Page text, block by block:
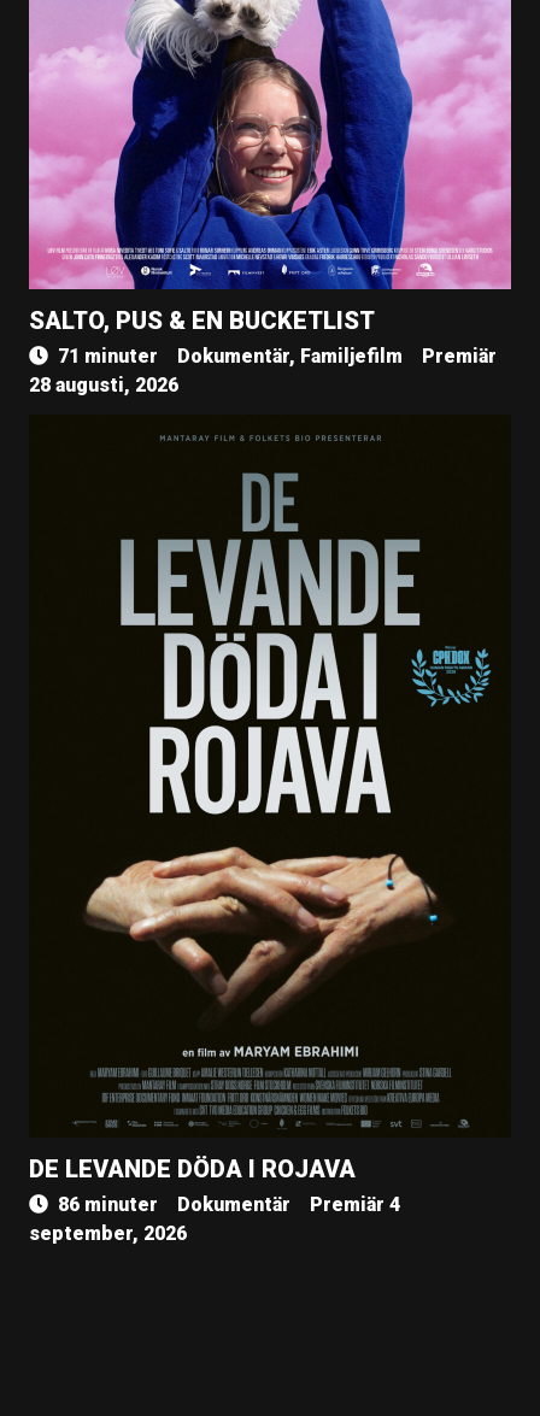
SALTO, PUS & EN BUCKETLIST
71 minuter Dokumentär, Familjefilm
Premiär
28 augusti, 2026
DE LEVANDE DÖDA I ROJAVA
86 minuter Dokumentär
Premiär 4
september, 2026